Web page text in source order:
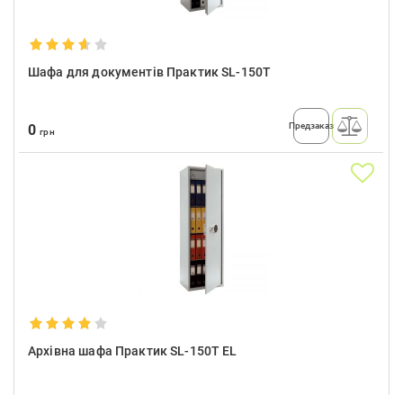
Шафа для документів Практик SL-150T
0грн
Предзаказ
Архівна шафа Практик SL-150T EL